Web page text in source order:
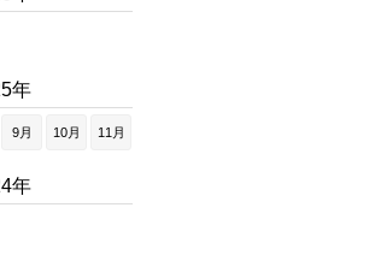
年
9月 10月 11月
年